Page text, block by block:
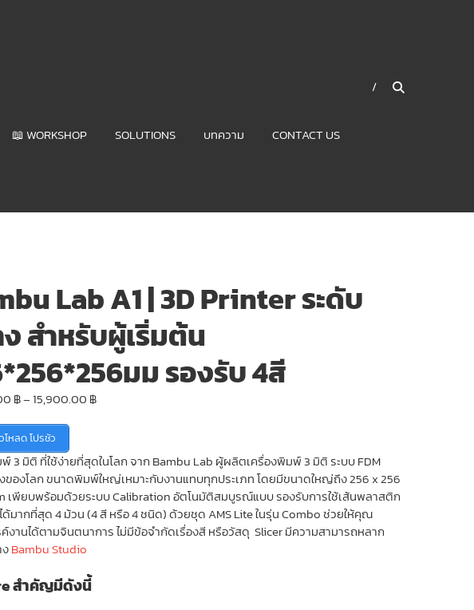
📖 WORKSHOP SOLUTIONS บทความ CONTACT US
Lab A1 | 3D Printer ระดับ
สำหรับผู้เริ่มต้น
มม รองรับ 4สี
฿–15,900.00 ฿Price
15,900.00 ฿
โหลด โปรชัว
3 มิติ ที่ใช้ง่ายที่สุดในโลก จาก Bambu Lab ผู้ผลิตเครื่องพิมพ์ 3 มิติ ระบบ FDM
องโลก ขนาดพิมพ์ใหญ่เหมาะกับงานแทบทุกประเภท โดยมีขนาดใหญ่ถึง 256 x 256
เพียบพร้อมด้วยระบบ Calibration อัตโนมัติสมบูรณ์แบบ รองรับการใช้เส้นพลาสติก
มากที่สุด 4 ม้วน (4 สี หรือ 4 ชนิด) ด้วยชุด AMS Lite ในรุ่น Combo ช่วยให้คุณ
งานได้ตามจินตนาการ ไม่มีข้อจำกัดเรื่องสี หรือวัสดุ Slicer มีความสามารถหลาก
Bambu Studio
สำคัญมีดังนี้